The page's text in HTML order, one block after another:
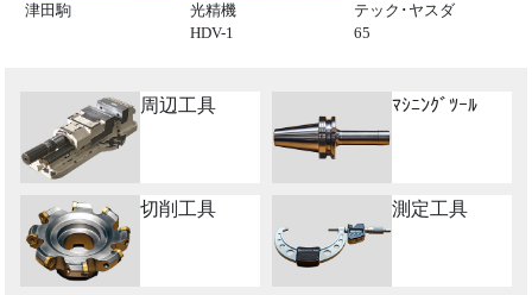
津田駒
光精機
HDV-1
テック･ヤスダ
65
周辺工具 ﾏｼﾆﾝｸﾞﾂｰﾙ
切削工具 測定工具